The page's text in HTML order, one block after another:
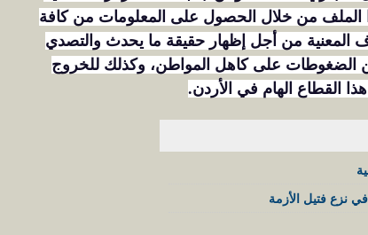
الملف من خلال الحصول على المعلومات من كافة
المعنية من أجل إظهار حقيقة ما يحدث والتصدي
من الضغوطات على كاهل المواطن، وكذلك للخروج
القطاع الهام في الأردن.
نزع فتيل الأزمة